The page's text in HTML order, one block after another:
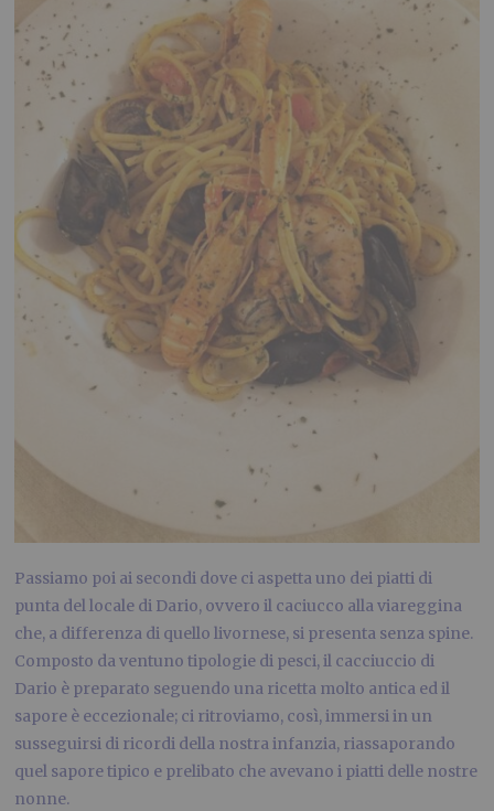
Passiamo poi ai secondi dove ci aspetta uno dei piatti di
punta del locale di Dario, ovvero il caciucco alla viareggina
che, a differenza di quello livornese, si presenta senza spine.
Composto da ventuno tipologie di pesci, il cacciuccio di
Dario è preparato seguendo una ricetta molto antica ed il
sapore è eccezionale; ci ritroviamo, così, immersi in un
susseguirsi di ricordi della nostra infanzia, riassaporando
quel sapore tipico e prelibato che avevano i piatti delle nostre
nonne.